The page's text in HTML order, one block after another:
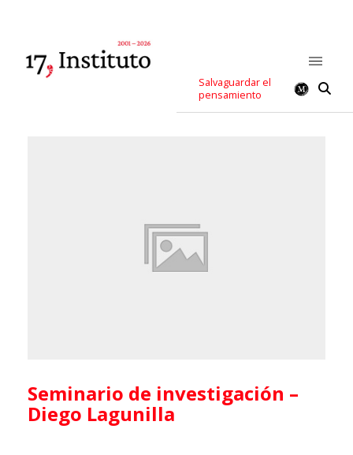
Salvaguardar el
pensamiento
Seminario de investigación –
Diego Lagunilla